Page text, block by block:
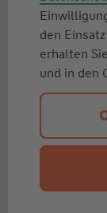
den
erhalten
und in den